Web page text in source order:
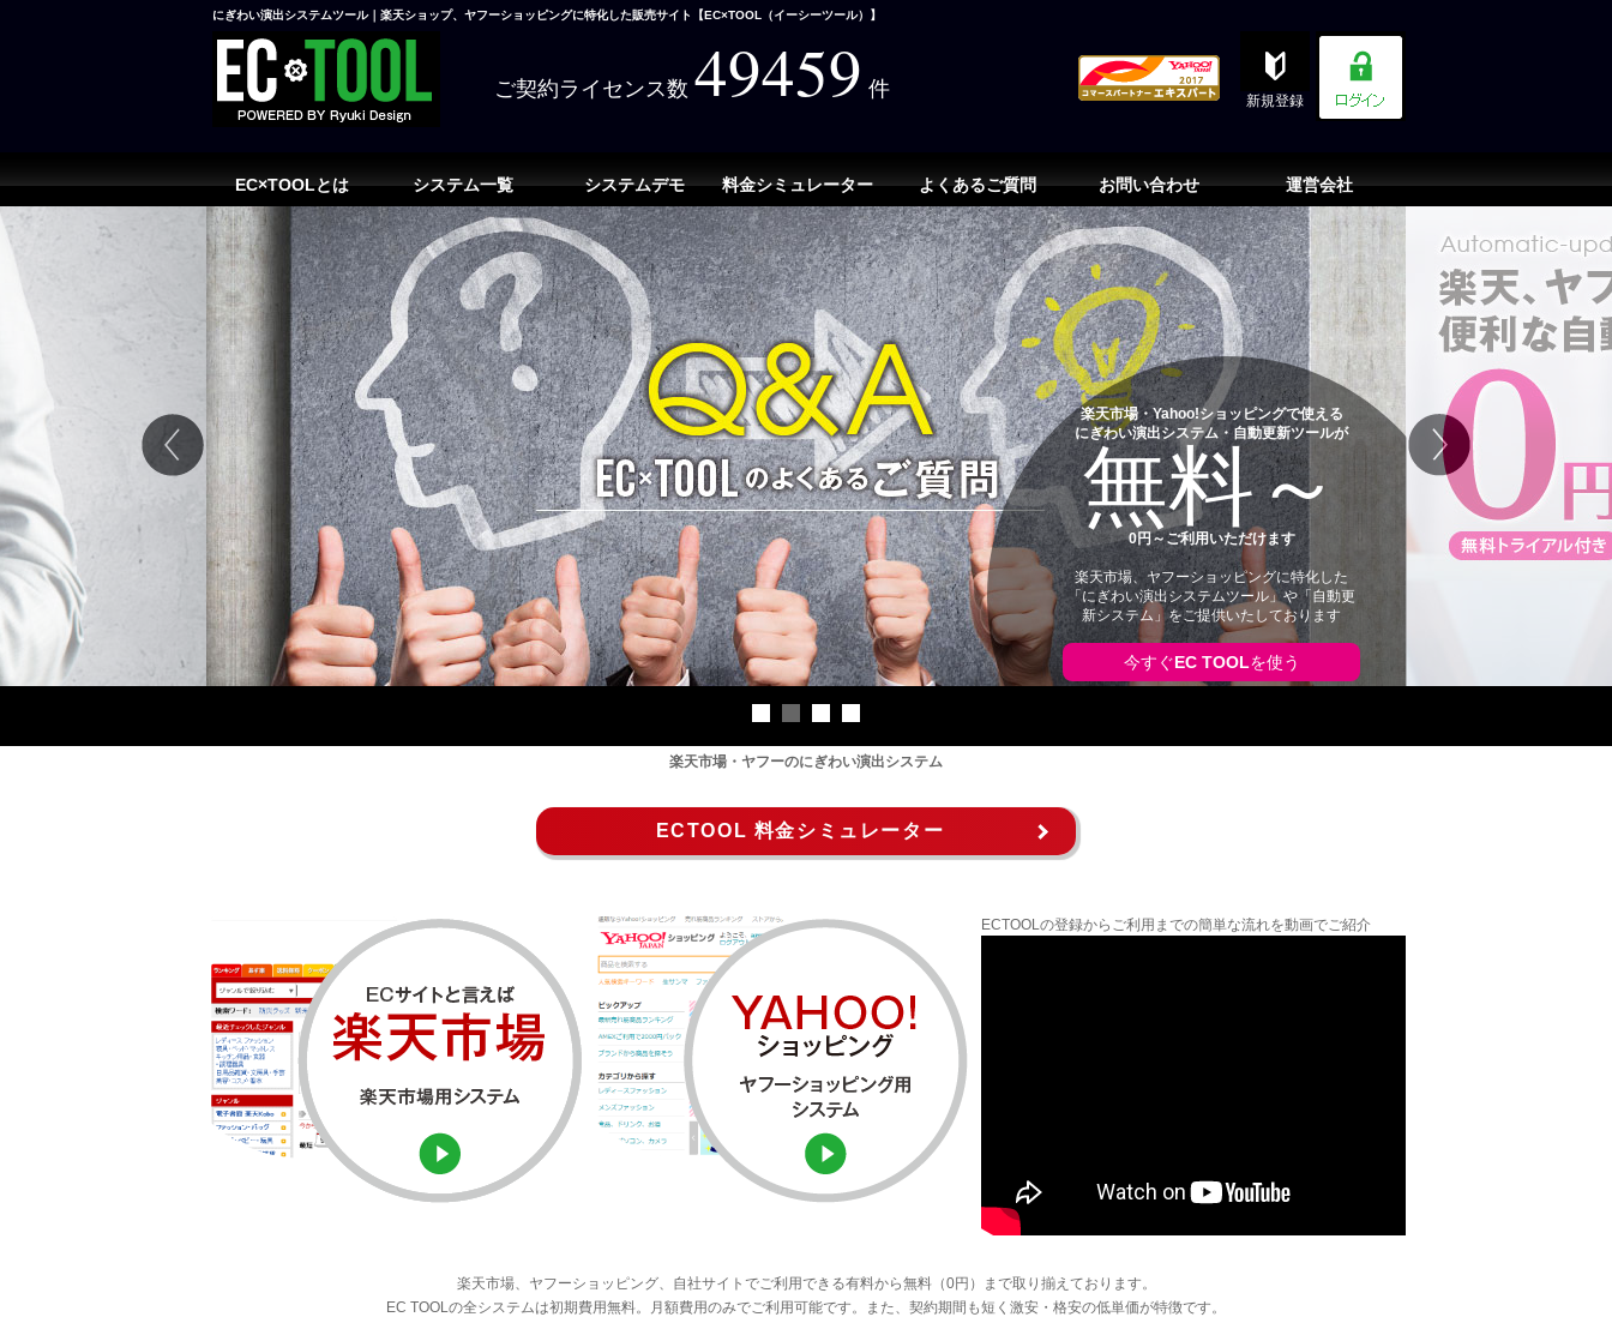
にぎわい演出システムツール｜楽天ショップ、ヤフーショッピングに特化した販売サイト【EC×TOOL（イーシーツール）】
ご契約ライセンス数 49459 件 新規登録
EC×TOOLとは システム一覧 システムデモ 料金シミュレーター よくあるご質問 お問い合わせ 運営会社
楽天市場・Yahoo!ショッピングで使える
にぎわい演出システム・自動更新ツールが
無料～
0円～ご利用いただけます
楽天市場、ヤフーショッピングに特化した
「にぎわい演出システムツール」や「自動更
新システム」をご提供いたしております
今すぐEC TOOLを使う
楽天市場・ヤフーのにぎわい演出システム
ECTOOL 料金シミュレーター
ECTOOLの登録からご利用までの簡単な流れを動画でご紹介
楽天市場、ヤフーショッピング、自社サイトでご利用できる有料から無料（0円）まで取り揃えております。
EC TOOLの全システムは初期費用無料。月額費用のみでご利用可能です。また、契約期間も短く激安・格安の低単価が特徴です。